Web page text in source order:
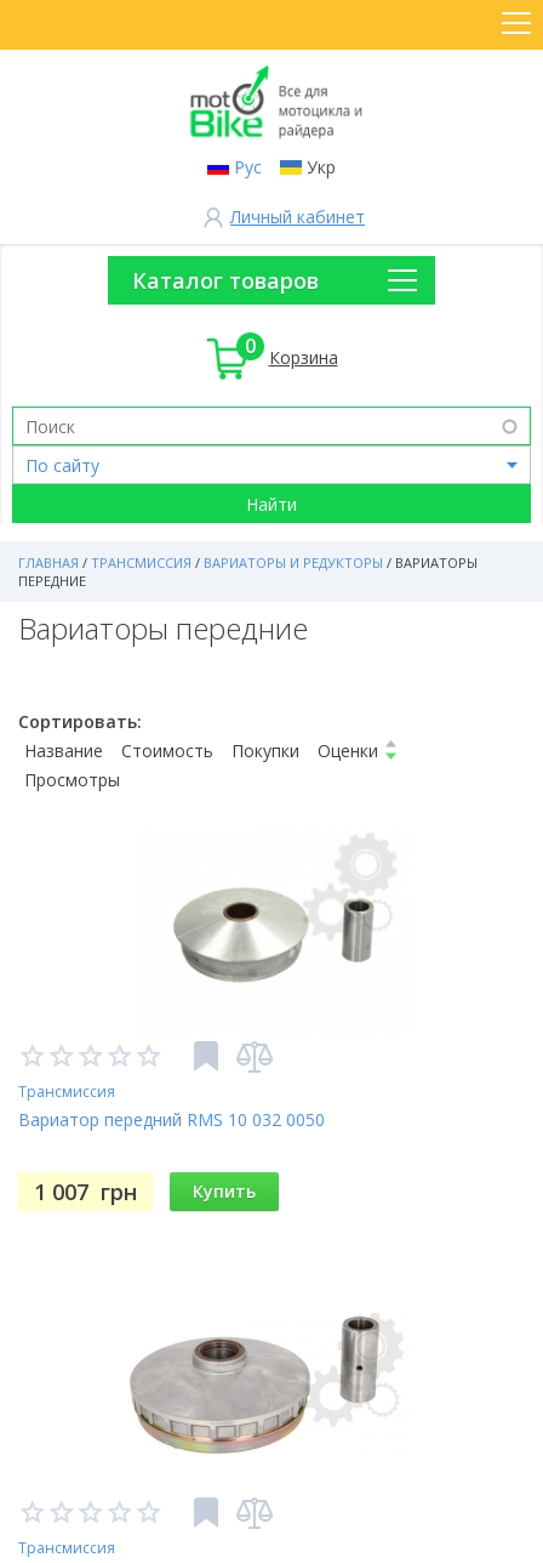
Рус Укр
Личный кабинет
Каталог товаров
0 Корзина
ГЛАВНАЯ / ТРАНСМИССИЯ / ВАРИАТОРЫ И РЕДУКТОРЫ / ВАРИАТОРЫ
ПЕРЕДНИЕ
Вариаторы передние
Сортировать:
Название
Стоимость Покупки
Оценки
Просмотры
Трансмиссия
Вариатор передний RMS 10 032 0050
1 007 грн Купить
Трансмиссия